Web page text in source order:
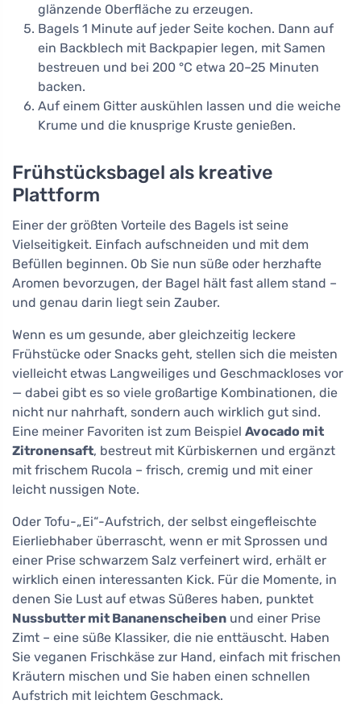
glänzende Oberfläche zu erzeugen.
Bagels 1 Minute auf jeder Seite kochen. Dann auf
ein Backblech mit Backpapier legen, mit Samen
bestreuen und bei 200 °C etwa 20–25 Minuten
backen.
Auf einem Gitter auskühlen lassen und die weiche
Krume und die knusprige Kruste genießen.
Frühstücksbagel als kreative
Plattform
Einer der größten Vorteile des Bagels ist seine
Vielseitigkeit. Einfach aufschneiden und mit dem
Befüllen beginnen. Ob Sie nun süße oder herzhafte
Aromen bevorzugen, der Bagel hält fast allem stand –
und genau darin liegt sein Zauber.
Wenn es um gesunde, aber gleichzeitig leckere
Frühstücke oder Snacks geht, stellen sich die meisten
vielleicht etwas Langweiliges und Geschmackloses vor
— dabei gibt es so viele großartige Kombinationen, die
nicht nur nahrhaft, sondern auch wirklich gut sind.
Eine meiner Favoriten ist zum Beispiel Avocado mit
Zitronensaft, bestreut mit Kürbiskernen und ergänzt
mit frischem Rucola – frisch, cremig und mit einer
leicht nussigen Note.
Oder Tofu-„Ei“-Aufstrich, der selbst eingefleischte
Eierliebhaber überrascht, wenn er mit Sprossen und
einer Prise schwarzem Salz verfeinert wird, erhält er
wirklich einen interessanten Kick. Für die Momente, in
denen Sie Lust auf etwas Süßeres haben, punktet
Nussbutter mit Bananenscheiben und einer Prise
Zimt – eine süße Klassiker, die nie enttäuscht. Haben
Sie veganen Frischkäse zur Hand, einfach mit frischen
Kräutern mischen und Sie haben einen schnellen
Aufstrich mit leichtem Geschmack.